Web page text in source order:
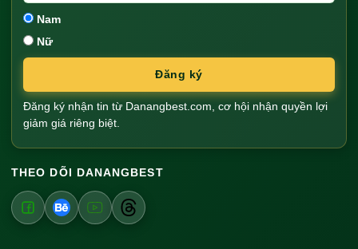
Nam
Nữ
Đăng ký
Đăng ký nhận tin từ Danangbest.com, cơ hội nhận quyền lợi
giảm giá riêng biệt.
THEO DÕI DANANGBEST